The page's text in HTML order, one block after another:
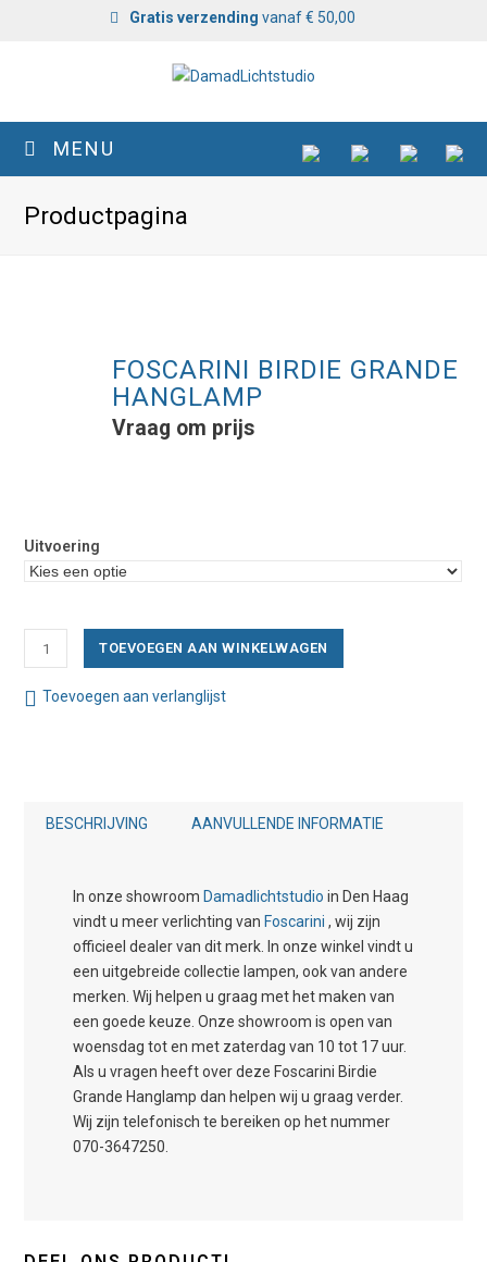
Gratis verzending vanaf € 50,00
MENU
Productpagina
FOSCARINI BIRDIE GRANDE
HANGLAMP
Vraag om prijs
Uitvoering
Birdie
Grande
TOEVOEGEN AAN WINKELWAGEN
Toevoegen aan verlanglijst
BESCHRIJVING AANVULLENDE INFORMATIE
In onze showroom Damadlichtstudio in Den Haag
vindt u meer verlichting van Foscarini , wij zijn
officieel dealer van dit merk. In onze winkel vindt u
een uitgebreide collectie lampen, ook van andere
merken. Wij helpen u graag met het maken van
een goede keuze. Onze showroom is open van
woensdag tot en met zaterdag van 10 tot 17 uur.
Als u vragen heeft over deze Foscarini Birdie
Grande Hanglamp dan helpen wij u graag verder.
Wij zijn telefonisch te bereiken op het nummer
070-3647250.